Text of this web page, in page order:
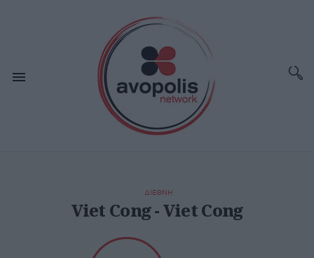
ΔΙΕΘΝΗ
Viet Cong - Viet Cong